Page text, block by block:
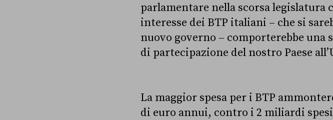
parlamentare nella scorsa legislatura
interesse dei BTP italiani – che si
nuovo governo – comporterebbe una
di partecipazione del nostro Paese
La maggior spesa per i BTP
di euro annui, contro i 2 miliardi